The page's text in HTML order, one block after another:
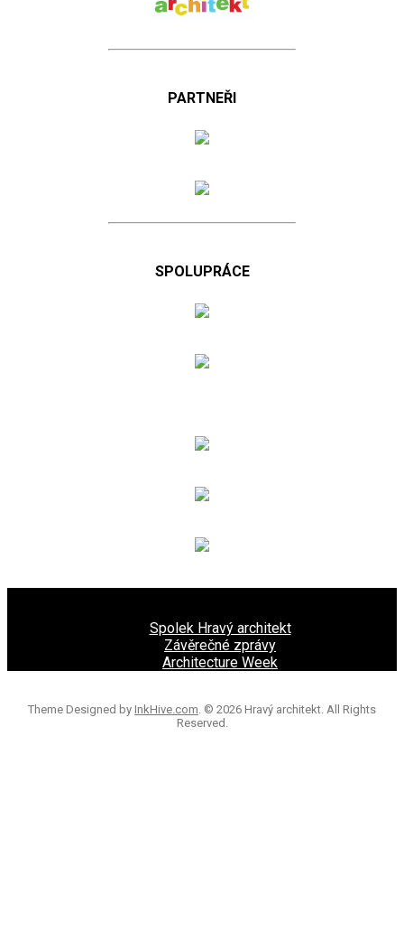
PARTNEŘI
SPOLUPRÁCE
Spolek Hravý architekt
Závěrečné zprávy
Architecture Week
Theme Designed by InkHive.com. © 2026 Hravý architekt. All Rights
Reserved.